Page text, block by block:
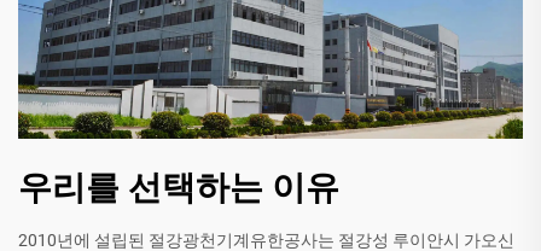
우리를 선택하는 이유
2010년에 설립된 절강광천기계유한공사는 절강성 루이안시 가오신